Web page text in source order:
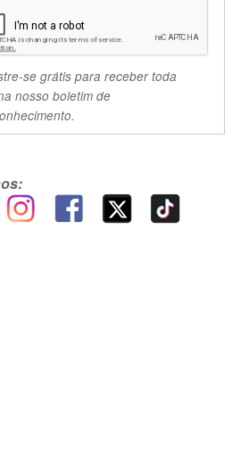
se grátis para receber toda
nosso boletim de